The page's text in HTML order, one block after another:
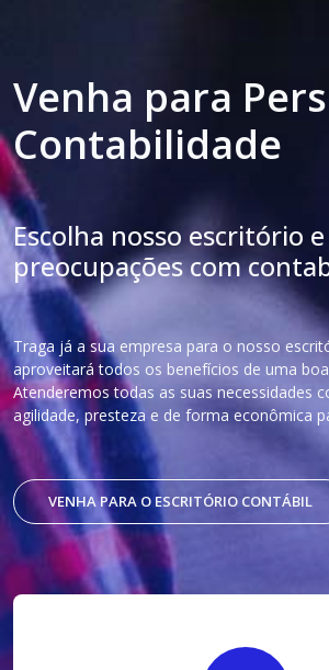
Venha para
Contabilidade
Escolha nosso escritório
preocupações com
Traga já a sua empresa para o nosso
aproveitará todos os benefícios de uma
Atenderemos todas as suas necessidades
agilidade, presteza e de forma econômica
VENHA PARA O ESCRITÓRIO CONTÁBIL